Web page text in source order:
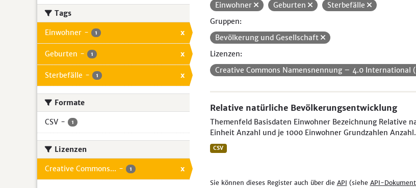
Tags
Einwohner - 1 x
Geburten - 1 x
Sterbefälle - 1 x
Formate
CSV - 1
Lizenzen
Creative Commons... - 1 x
Einwohner
Geburten
Sterbefälle
Gruppen:
Bevölkerung und Gesellschaft
Lizenzen:
Creative Commons Namensnennung – 4.0 International
Relative natürliche Bevölkerungsentwicklung
Themenfeld Basisdaten Einwohner Bezeichnung Relative
Einheit Anzahl und je 1000 Einwohner Grundzahlen
CSV
Sie können dieses Register auch über die API (siehe API-